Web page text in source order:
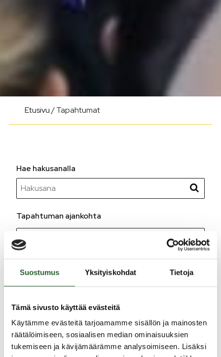
Suostumus Yksityiskohdat Tietoja
Tämä sivusto käyttää evästeitä
Käytämme evästeitä tarjoamamme sisällön ja mainosten
räätälöimiseen, sosiaalisen median ominaisuuksien
tukemiseen ja kävijämäärämme analysoimiseen. Lisäksi
Etusivu/Tapahtumat
Hae hakusanalla
Hae hakusanalla
Tapahtuman ajankohta
Tapahtuman ajankohta
Tapahtuman ajankohta
Kategoria